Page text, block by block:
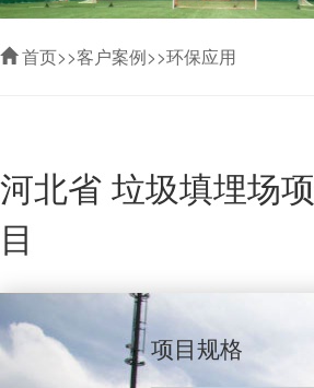
首页>>客户案例>>环保应用
河北省 垃圾填埋场项
目
项目规格